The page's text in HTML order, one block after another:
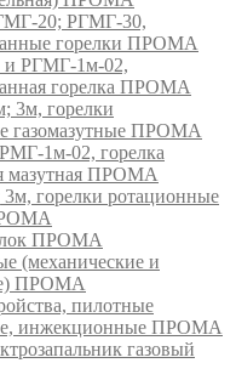
20; РГМГ-30,
горелки ПРОМА
РГМГ-1м-02,
горелка ПРОМА
3м, горелки
газомазутные ПРОМА
1м-02, горелка
мазутная ПРОМА
горелки ротационные
ПРОМА
(механические и
ПРОМА
пилотные
инжекционные ПРОМА
газовый